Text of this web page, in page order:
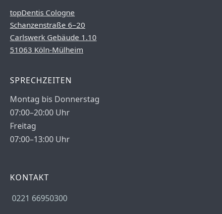
topDentis Cologne
Schanzenstraße 6–20
Carlswerk Gebäude 1.10
51063 Köln-Mülheim
SPRECHZEITEN
Montag bis Donnerstag
07:00–20:00 Uhr
Freitag
07:00–13:00 Uhr
KONTAKT
0221 66950300